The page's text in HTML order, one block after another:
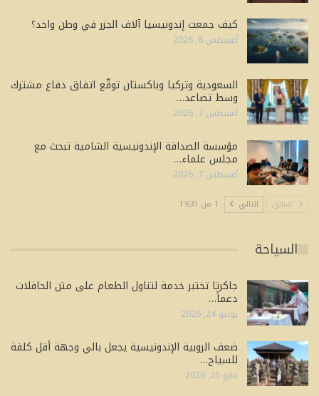
كيف جمعت إندونيسيا آلاف الجزر في وطن واحد؟
أغسطس 8, 2026
السعودية وتركيا وباكستان توقّع اتفاق دفاع مشترك
وسط تصاعد…
أغسطس 7, 2026
مؤسسة الصداقة الإندونيسية الشامية تبحث مع
مجلس علماء…
أغسطس 7, 2026
السابق التالي 1 من 1٬631
السياحة
جاكرتا تختبر خدمة لتناول الطعام على متن الحافلات
دعماً…
يوليو 24, 2026
ضعف الروبية الإندونيسية يجعل بالي وجهة أقل كلفة
للسياح…
مايو 25, 2026